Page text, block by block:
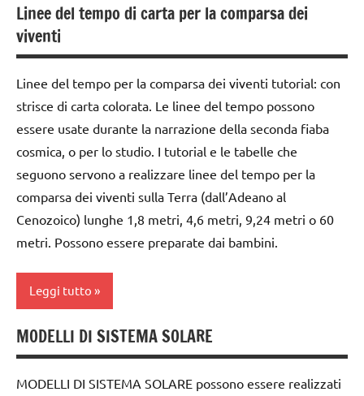
BIOLOGIA
MONTESSORI
classe
classe
classe
3a
Compleanni
a 3
6
Linee del tempo di carta per la comparsa dei
viventi
Linee del tempo per la comparsa dei viventi tutorial: con
strisce di carta colorata. Le linee del tempo possono
essere usate durante la narrazione della seconda fiaba
cosmica, o per lo studio. I tutorial e le tabelle che
seguono servono a realizzare linee del tempo per la
comparsa dei viventi sulla Terra (dall’Adeano al
Cenozoico) lunghe 1,8 metri, 4,6 metri, 9,24 metri o 60
metri. Possono essere preparate dai bambini.
Leggi tutto
costruire i
materiali
Montessori
MODELLI DI SISTEMA SOLARE
MODELLI DI SISTEMA SOLARE possono essere realizzati